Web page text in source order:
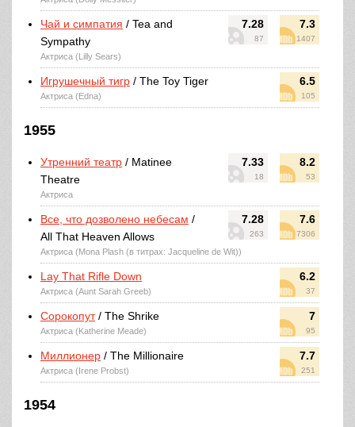
7.28
87
7.3
1407
Чай и симпатия / Tea and
Sympathy
Актриса (Lilly Sears)
6.5
105
Игрушечный тигр / The Toy Tiger
Актриса (Edna)
1955
7.33
18
8.2
53
Утренний театр / Matinee
Theatre
Актриса
7.28
263
7.6
7306
Все, что дозволено небесам /
All That Heaven Allows
Актриса (Mona Plash (в титрах: Jacqueline de Wit))
6.2
37
Lay That Rifle Down
Актриса (Aunt Sarah Greeb)
7
95
Сорокопут/ The Shrike
Актриса (Katherine Meade)
7.7
251
Миллионер / The Millionaire
Актриса (Irene Probst)
1954